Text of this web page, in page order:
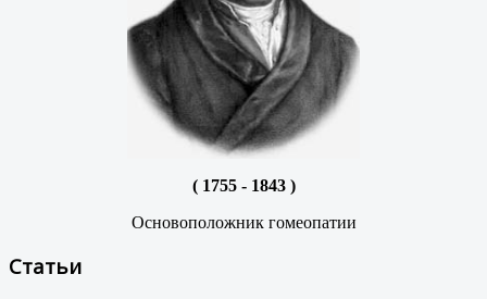
( 1755 - 1843 )
Основоположник гомеопатии
Статьи